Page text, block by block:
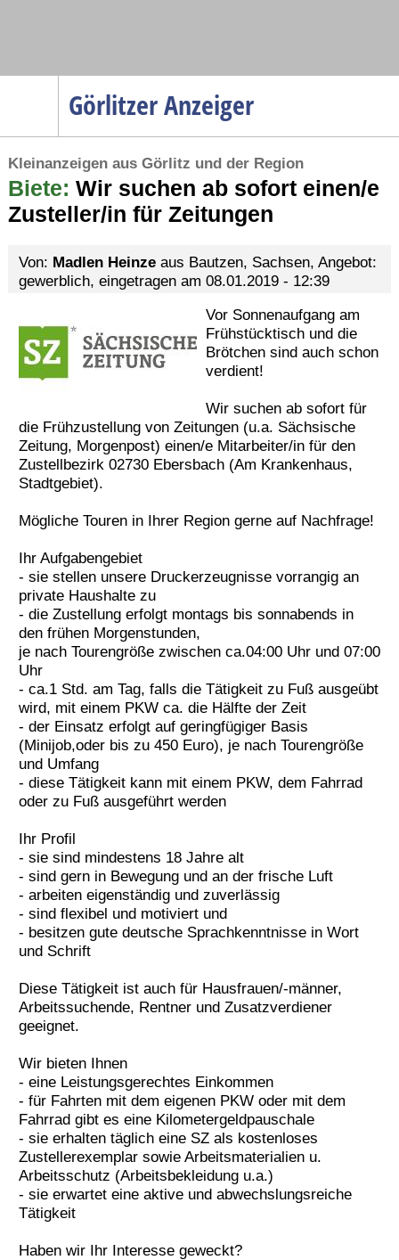
Görlitzer Anzeiger
Menüpunkte
Politik
Gesellschaft
Service
Gesundheit
Kultur
Termine
Kostenlos
Kleinanzeigen aus Görlitz und der Region
Biete: Wir suchen ab sofort einen/e
Zusteller/in für Zeitungen
Von: Madlen Heinzeaus Bautzen, Sachsen, Angebot:
gewerblich, eingetragen am 08.01.2019 - 12:39
Vor Sonnenaufgang am
Frühstücktisch und die
Brötchen sind auch schon
verdient!
Wir suchen ab sofort für
die Frühzustellung von Zeitungen (u.a. Sächsische
Zeitung, Morgenpost) einen/e Mitarbeiter/in für den
Zustellbezirk 02730 Ebersbach (Am Krankenhaus,
Stadtgebiet).
Mögliche Touren in Ihrer Region gerne auf Nachfrage!
Ihr Aufgabengebiet
- sie stellen unsere Druckerzeugnisse vorrangig an
private Haushalte zu
- die Zustellung erfolgt montags bis sonnabends in
den frühen Morgenstunden,
je nach Tourengröße zwischen ca.04:00 Uhr und 07:00
Uhr
- ca.1 Std. am Tag, falls die Tätigkeit zu Fuß ausgeübt
wird, mit einem PKW ca. die Hälfte der Zeit
- der Einsatz erfolgt auf geringfügiger Basis
(Minijob,oder bis zu 450 Euro), je nach Tourengröße
und Umfang
- diese Tätigkeit kann mit einem PKW, dem Fahrrad
oder zu Fuß ausgeführt werden
Ihr Profil
- sie sind mindestens 18 Jahre alt
- sind gern in Bewegung und an der frische Luft
- arbeiten eigenständig und zuverlässig
- sind flexibel und motiviert und
- besitzen gute deutsche Sprachkenntnisse in Wort
und Schrift
Diese Tätigkeit ist auch für Hausfrauen/-männer,
Arbeitssuchende, Rentner und Zusatzverdiener
geeignet.
Wir bieten Ihnen
- eine Leistungsgerechtes Einkommen
- für Fahrten mit dem eigenen PKW oder mit dem
Fahrrad gibt es eine Kilometergeldpauschale
- sie erhalten täglich eine SZ als kostenloses
Zustellerexemplar sowie Arbeitsmaterialien u.
Arbeitsschutz (Arbeitsbekleidung u.a.)
- sie erwartet eine aktive und abwechslungsreiche
Tätigkeit
Haben wir Ihr Interesse geweckt?